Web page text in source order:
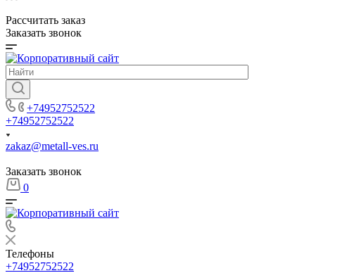
Рассчитать заказ
Заказать звонок
+74952752522
+74952752522
zakaz@metall-ves.ru
Заказать звонок
0
Телефоны
+74952752522